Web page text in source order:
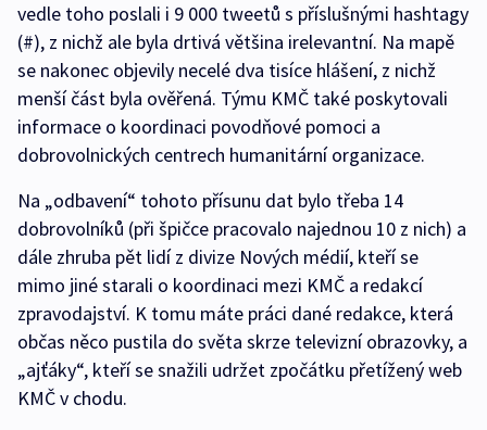
vedle toho poslali i 9 000 tweetů s příslušnými hashtagy
(#), z nichž ale byla drtivá většina irelevantní. Na mapě
se nakonec objevily necelé dva tisíce hlášení, z nichž
menší část byla ověřená. Týmu KMČ také poskytovali
informace o koordinaci povodňové pomoci a
dobrovolnických centrech humanitární organizace.
Na „odbavení“ tohoto přísunu dat bylo třeba 14
dobrovolníků (při špičce pracovalo najednou 10 z nich) a
dále zhruba pět lidí z divize Nových médií, kteří se
mimo jiné starali o koordinaci mezi KMČ a redakcí
zpravodajství. K tomu máte práci dané redakce, která
občas něco pustila do světa skrze televizní obrazovky, a
„ajťáky“, kteří se snažili udržet zpočátku přetížený web
KMČ v chodu.